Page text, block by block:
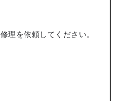
修理を依頼してください。